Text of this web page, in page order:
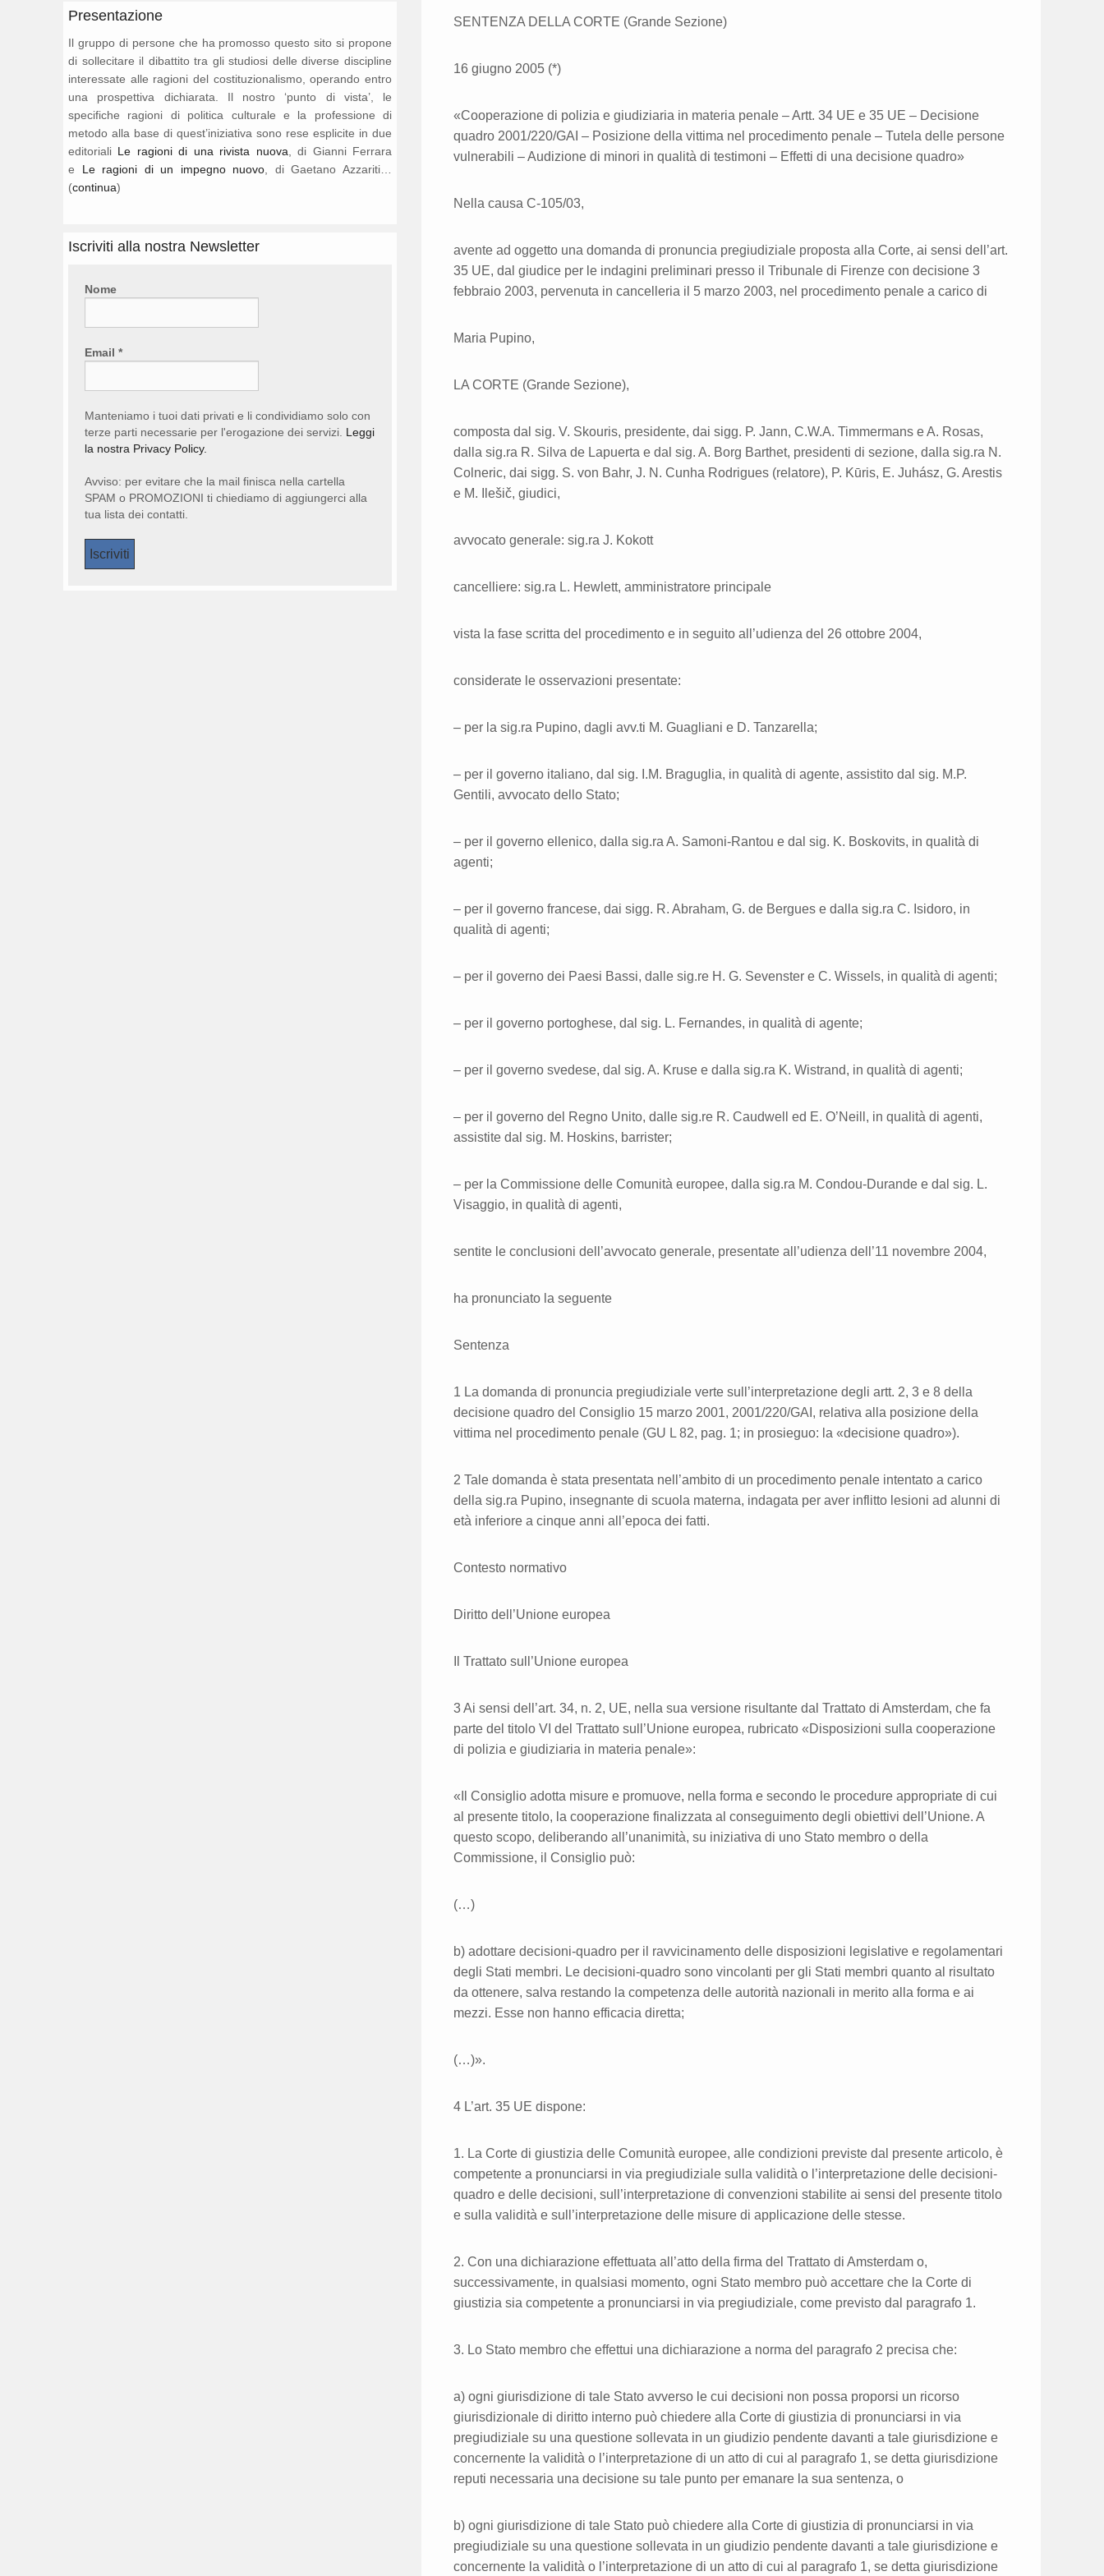
SENTENZA DELLA CORTE (Grande Sezione)
16 giugno 2005 (*)
«Cooperazione di polizia e giudiziaria in materia penale – Artt. 34 UE e 35 UE – Decisione
quadro 2001/220/GAI – Posizione della vittima nel procedimento penale – Tutela delle persone
vulnerabili – Audizione di minori in qualità di testimoni – Effetti di una decisione quadro»
Nella causa C‑105/03,
avente ad oggetto una domanda di pronuncia pregiudiziale proposta alla Corte, ai sensi dell’art.
35 UE, dal giudice per le indagini preliminari presso il Tribunale di Firenze con decisione 3
febbraio 2003, pervenuta in cancelleria il 5 marzo 2003, nel procedimento penale a carico di
Maria Pupino,
LA CORTE (Grande Sezione),
composta dal sig. V. Skouris, presidente, dai sigg. P. Jann, C.W.A. Timmermans e A. Rosas,
dalla sig.ra R. Silva de Lapuerta e dal sig. A. Borg Barthet, presidenti di sezione, dalla sig.ra N.
Colneric, dai sigg. S. von Bahr, J. N. Cunha Rodrigues (relatore), P. Kūris, E. Juhász, G. Arestis
e M. Ilešič, giudici,
avvocato generale: sig.ra J. Kokott
cancelliere: sig.ra L. Hewlett, amministratore principale
vista la fase scritta del procedimento e in seguito all’udienza del 26 ottobre 2004,
considerate le osservazioni presentate:
– per la sig.ra Pupino, dagli avv.ti M. Guagliani e D. Tanzarella;
– per il governo italiano, dal sig. I.M. Braguglia, in qualità di agente, assistito dal sig. M.P.
Gentili, avvocato dello Stato;
– per il governo ellenico, dalla sig.ra A. Samoni-Rantou e dal sig. K. Boskovits, in qualità di
agenti;
– per il governo francese, dai sigg. R. Abraham, G. de Bergues e dalla sig.ra C. Isidoro, in
qualità di agenti;
– per il governo dei Paesi Bassi, dalle sig.re H. G. Sevenster e C. Wissels, in qualità di agenti;
– per il governo portoghese, dal sig. L. Fernandes, in qualità di agente;
– per il governo svedese, dal sig. A. Kruse e dalla sig.ra K. Wistrand, in qualità di agenti;
– per il governo del Regno Unito, dalle sig.re R. Caudwell ed E. O’Neill, in qualità di agenti,
assistite dal sig. M. Hoskins, barrister;
– per la Commissione delle Comunità europee, dalla sig.ra M. Condou-Durande e dal sig. L.
Visaggio, in qualità di agenti,
sentite le conclusioni dell’avvocato generale, presentate all’udienza dell’11 novembre 2004,
ha pronunciato la seguente
Sentenza
1 La domanda di pronuncia pregiudiziale verte sull’interpretazione degli artt. 2, 3 e 8 della
decisione quadro del Consiglio 15 marzo 2001, 2001/220/GAI, relativa alla posizione della
vittima nel procedimento penale (GU L 82, pag. 1; in prosieguo: la «decisione quadro»).
2 Tale domanda è stata presentata nell’ambito di un procedimento penale intentato a carico
della sig.ra Pupino, insegnante di scuola materna, indagata per aver inflitto lesioni ad alunni di
età inferiore a cinque anni all’epoca dei fatti.
Contesto normativo
Diritto dell’Unione europea
Il Trattato sull’Unione europea
3 Ai sensi dell’art. 34, n. 2, UE, nella sua versione risultante dal Trattato di Amsterdam, che fa
parte del titolo VI del Trattato sull’Unione europea, rubricato «Disposizioni sulla cooperazione
di polizia e giudiziaria in materia penale»:
«Il Consiglio adotta misure e promuove, nella forma e secondo le procedure appropriate di cui
al presente titolo, la cooperazione finalizzata al conseguimento degli obiettivi dell’Unione. A
questo scopo, deliberando all’unanimità, su iniziativa di uno Stato membro o della
Commissione, il Consiglio può:
(…)
b) adottare decisioni-quadro per il ravvicinamento delle disposizioni legislative e regolamentari
degli Stati membri. Le decisioni-quadro sono vincolanti per gli Stati membri quanto al risultato
da ottenere, salva restando la competenza delle autorità nazionali in merito alla forma e ai
mezzi. Esse non hanno efficacia diretta;
(…)».
4 L’art. 35 UE dispone:
1. La Corte di giustizia delle Comunità europee, alle condizioni previste dal presente articolo, è
competente a pronunciarsi in via pregiudiziale sulla validità o l’interpretazione delle decisioni-
quadro e delle decisioni, sull’interpretazione di convenzioni stabilite ai sensi del presente titolo
e sulla validità e sull’interpretazione delle misure di applicazione delle stesse.
2. Con una dichiarazione effettuata all’atto della firma del Trattato di Amsterdam o,
successivamente, in qualsiasi momento, ogni Stato membro può accettare che la Corte di
giustizia sia competente a pronunciarsi in via pregiudiziale, come previsto dal paragrafo 1.
3. Lo Stato membro che effettui una dichiarazione a norma del paragrafo 2 precisa che:
a) ogni giurisdizione di tale Stato avverso le cui decisioni non possa proporsi un ricorso
giurisdizionale di diritto interno può chiedere alla Corte di giustizia di pronunciarsi in via
pregiudiziale su una questione sollevata in un giudizio pendente davanti a tale giurisdizione e
concernente la validità o l’interpretazione di un atto di cui al paragrafo 1, se detta giurisdizione
reputi necessaria una decisione su tale punto per emanare la sua sentenza, o
b) ogni giurisdizione di tale Stato può chiedere alla Corte di giustizia di pronunciarsi in via
pregiudiziale su una questione sollevata in un giudizio pendente davanti a tale giurisdizione e
concernente la validità o l’interpretazione di un atto di cui al paragrafo 1, se detta giurisdizione
Presentazione
Il gruppo di persone che ha promosso questo sito si propone
di sollecitare il dibattito tra gli studiosi delle diverse discipline
interessate alle ragioni del costituzionalismo, operando entro
una prospettiva dichiarata. Il nostro ‘punto di vista’, le
specifiche ragioni di politica culturale e la professione di
metodo alla base di quest’iniziativa sono rese esplicite in due
editoriali Le ragioni di una rivista nuova , di Gianni Ferrara
e Le ragioni di un impegno nuovo , di Gaetano Azzariti…
(continua)
Iscriviti alla nostra Newsletter
Nome
Email *
Manteniamo i tuoi dati privati e li condividiamo solo con
terze parti necessarie per l'erogazione dei servizi. Leggi
la nostra Privacy Policy.
Avviso: per evitare che la mail finisca nella cartella
SPAM o PROMOZIONI ti chiediamo di aggiungerci alla
tua lista dei contatti.